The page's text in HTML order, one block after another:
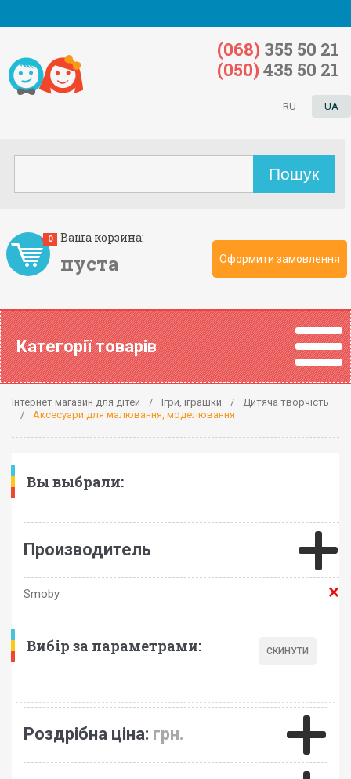
Ваша корзина:
пуста
0
Оформити замовлення
RU UA
(068) 355 50 21
(050) 435 50 21
Категорії товарів
Інтернет магазин для дітей Ігри, іграшки
Дитяча творчість
Аксесуари для малювання, моделювання
Вы выбрали:
Производитель
Smoby
Вибір за параметрами:
Роздрібна ціна: грн.